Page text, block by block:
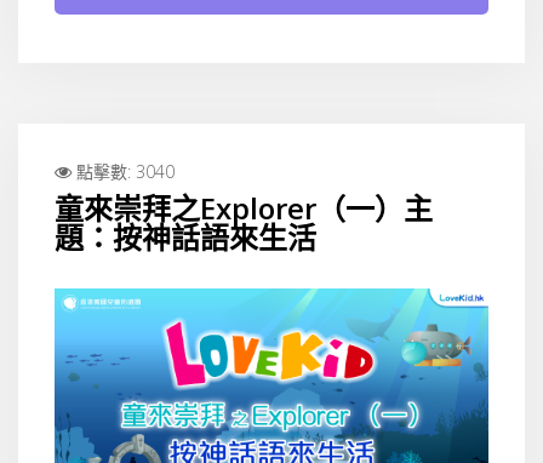
點擊數: 3040
童來崇拜之Explorer（一）主
題：按神話語來生活